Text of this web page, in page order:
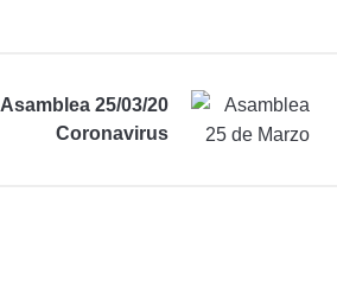
Asamblea 25/03/20
Coronavirus